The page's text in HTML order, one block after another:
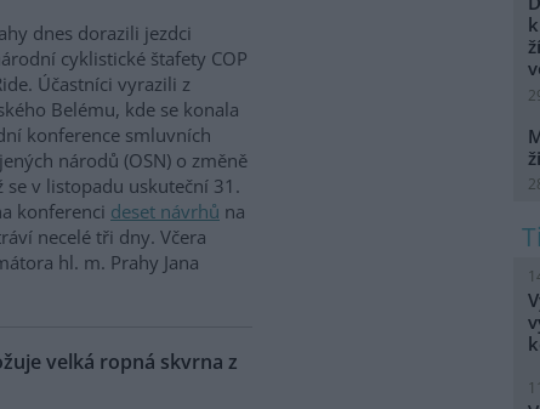
dnes dorazili jezdci
cyklistické štafety COP
Účastníci vyrazili z
Belému, kde se konala
konference smluvních
národů (OSN) o změně
v listopadu uskuteční 31.
konferenci deset návrhů na
necelé tři dny. Včera
hl. m. Prahy Jana
velká ropná skvrna z